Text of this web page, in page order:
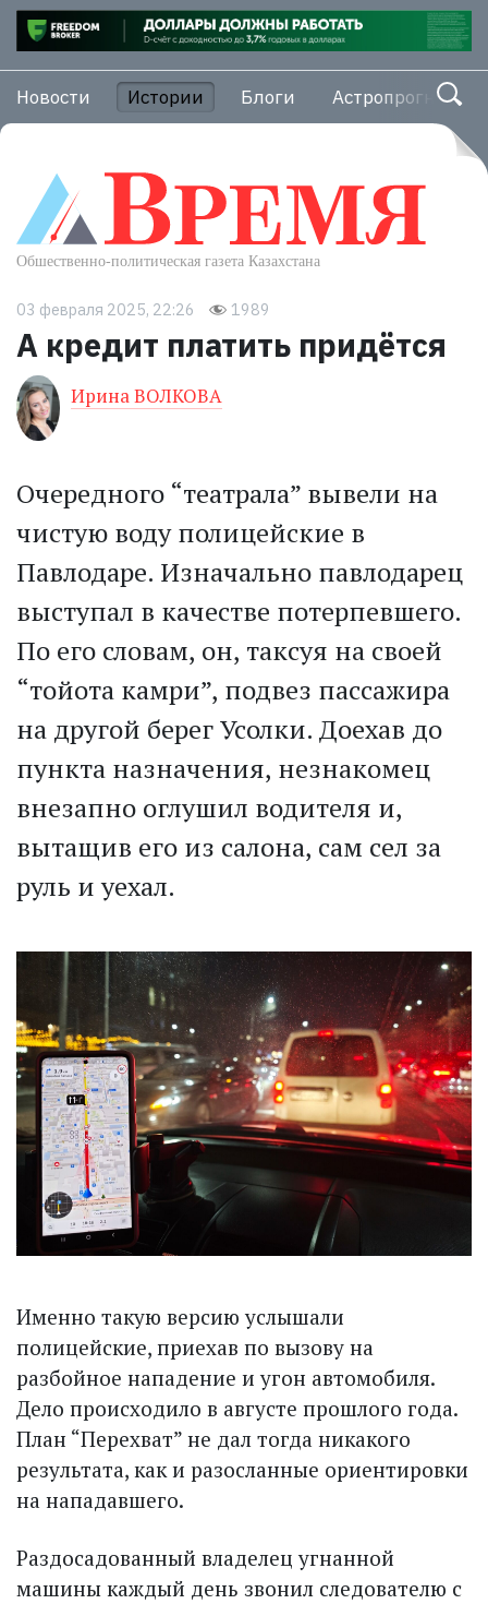
Новости Истории Блоги Астропрогноз
03 февраля 2025, 22:26 1989
А кредит платить придётся
Ирина ВОЛКОВА
Очередного “театрала” вывели на
чистую воду полицейские в
Павлодаре. Изначально павлодарец
выступал в качестве потерпевшего.
По его словам, он, таксуя на своей
“тойота камри”, подвез пассажира
на другой берег Усолки. Доехав до
пункта назначения, незнакомец
внезапно оглушил водителя и,
вытащив его из салона, сам сел за
руль и уехал.
Именно такую версию услышали
полицейские, приехав по вызову на
разбойное нападение и угон автомобиля.
Дело происходило в августе прошлого года.
План “Перехват” не дал тогда никакого
результата, как и разосланные ориентировки
на нападавшего.
Раздосадованный владелец угнанной
машины каждый день звонил следователю с